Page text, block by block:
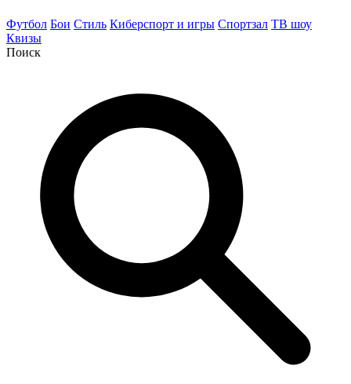
Футбол Бои Стиль Киберспорт и игры Спортзал ТВ шоу
Квизы
Поиск